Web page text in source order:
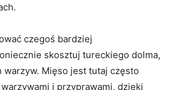
czegoś bardziej
skosztuj tureckiego dolma,
warzyw. Mięso jest tutaj⁤ często
i ‌przyprawami,⁤ dzięki